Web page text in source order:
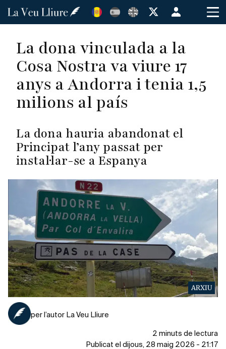
Vés
Menú
de
cuenta
de
usuario
La dona vinculada a la
Cosa Nostra va viure 17
anys a Andorra i tenia 1,5
milions al país
La dona hauria abandonat el
Principat l’any passat per
instal·lar-se a Espanya
ARXIU
per l’autor La Veu Lliure
2 minuts de lectura
Publicat el dijous, 28 maig 2026 - 21:17